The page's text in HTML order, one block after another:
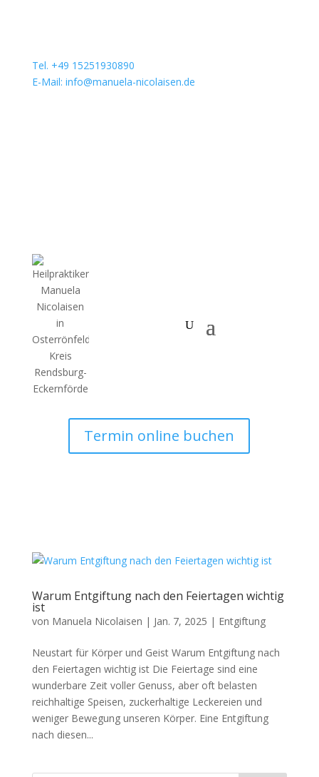
Tel. +49 15251930890
E-Mail: info@manuela-nicolaisen.de
Termin online buchen
Warum Entgiftung nach den Feiertagen wichtig
ist
von Manuela Nicolaisen | Jan. 7, 2025 | Entgiftung
Neustart für Körper und Geist Warum Entgiftung nach
den Feiertagen wichtig ist Die Feiertage sind eine
wunderbare Zeit voller Genuss, aber oft belasten
reichhaltige Speisen, zuckerhaltige Leckereien und
weniger Bewegung unseren Körper. Eine Entgiftung
nach diesen...